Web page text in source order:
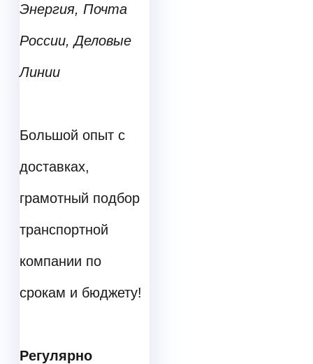
Энергия, Почта
России, Деловые
Линии
Большой опыт с
доставках,
грамотный подбор
транспортной
компании по
срокам и бюджету!
Регулярно